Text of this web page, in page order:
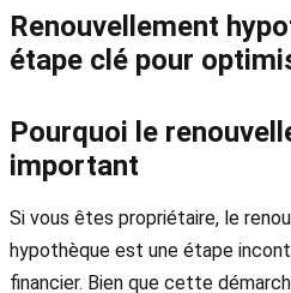
Renouvellement
étape clé pour
Pourquoi le
important
Si vous êtes propriétaire, le
hypothèque est une étape
financier. Bien que cette